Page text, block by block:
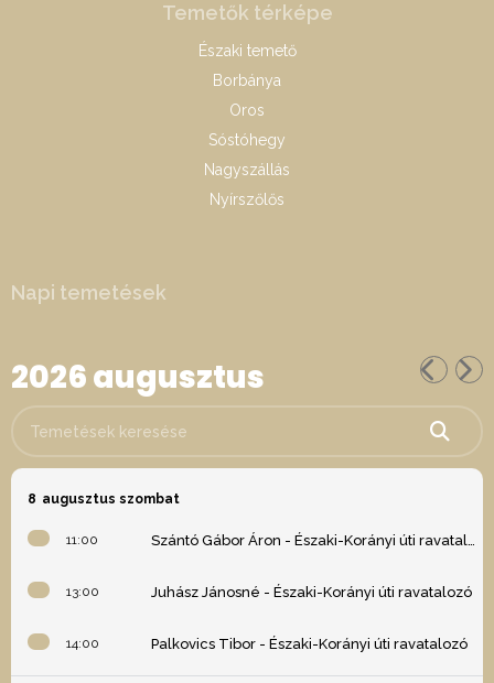
Temetők térképe
Északi temető
Borbánya
Oros
Sóstóhegy
Nagyszállás
Nyírszőlős
Napi temetések
2026 augusztus
8 augusztus szombat
11:00 Szántó Gábor Áron - Északi-Korányi úti ravatalozó
13:00 Juhász Jánosné - Északi-Korányi úti ravatalozó
14:00 Palkovics Tibor - Északi-Korányi úti ravatalozó